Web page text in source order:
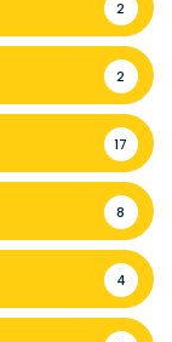
2
2
17
8
4